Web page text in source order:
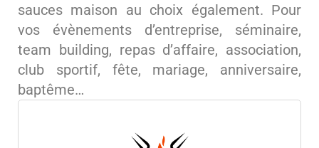
sauces maison au choix également. Pour
vos évènements d’entreprise, séminaire,
team building, repas d’affaire, association,
club sportif, fête, mariage, anniversaire,
baptême…